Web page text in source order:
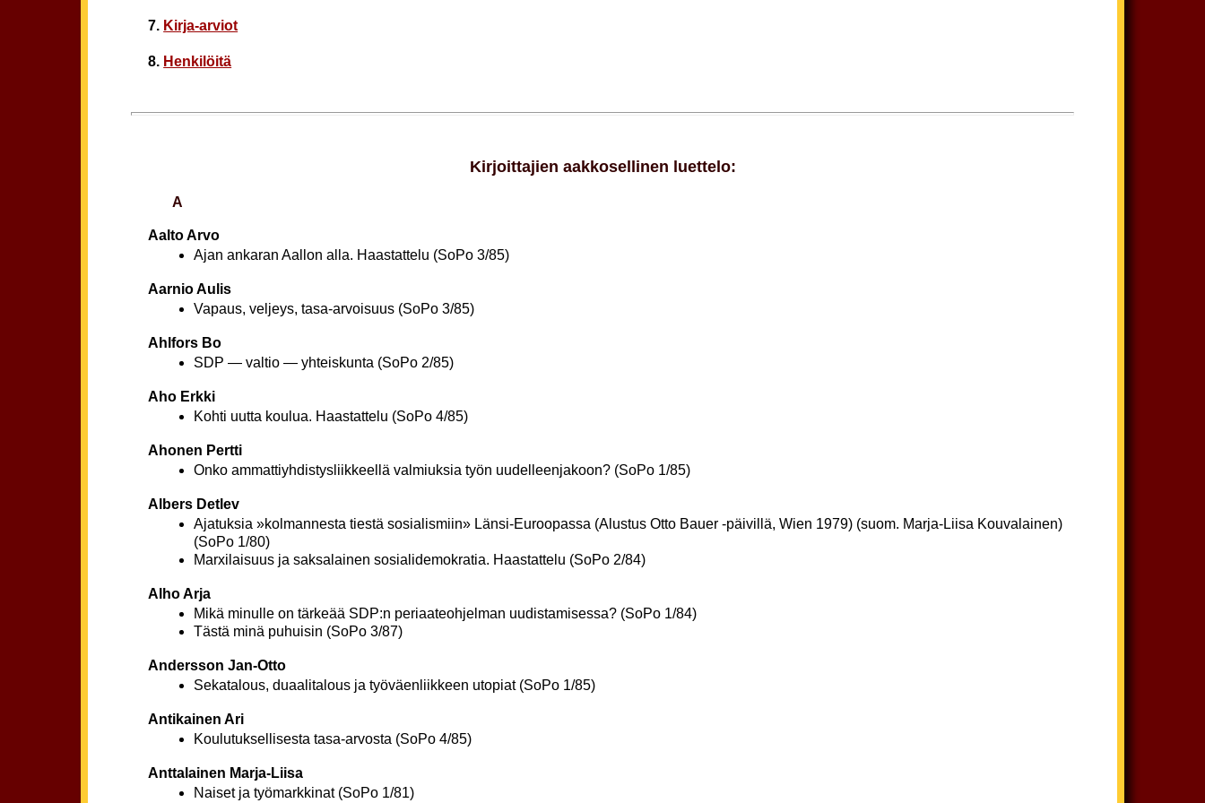
7. Kirja-arviot
8. Henkilöitä
Kirjoittajien aakkosellinen luettelo:
A
Aalto Arvo
Ajan ankaran Aallon alla. Haastattelu (SoPo 3/85)
Aarnio Aulis
Vapaus, veljeys, tasa-arvoisuus (SoPo 3/85)
Ahlfors Bo
SDP — valtio — yhteiskunta (SoPo 2/85)
Aho Erkki
Kohti uutta koulua. Haastattelu (SoPo 4/85)
Ahonen Pertti
Onko ammattiyhdistysliikkeellä valmiuksia työn uudelleenjakoon? (SoPo 1/85)
Albers Detlev
Ajatuksia »kolmannesta tiestä sosialismiin» Länsi-Euroopassa (Alustus Otto Bauer -päivillä, Wien 1979) (suom. Marja-Liisa Kouvalainen)
(SoPo 1/80)
Marxilaisuus ja saksalainen sosialidemokratia. Haastattelu (SoPo 2/84)
Alho Arja
Mikä minulle on tärkeää SDP:n periaateohjelman uudistamisessa? (SoPo 1/84)
Tästä minä puhuisin (SoPo 3/87)
Andersson Jan-Otto
Sekatalous, duaalitalous ja työväenliikkeen utopiat (SoPo 1/85)
Antikainen Ari
Koulutuksellisesta tasa-arvosta (SoPo 4/85)
Anttalainen Marja-Liisa
Naiset ja työmarkkinat (SoPo 1/81)